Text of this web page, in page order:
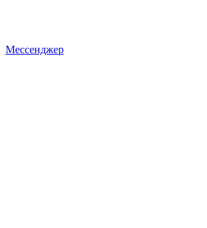
Мессенджер